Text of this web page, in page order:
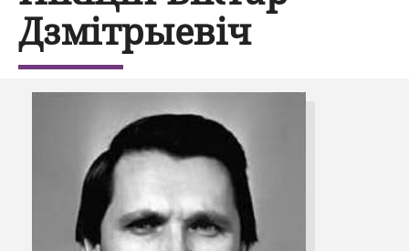
Дзмітрыевіч